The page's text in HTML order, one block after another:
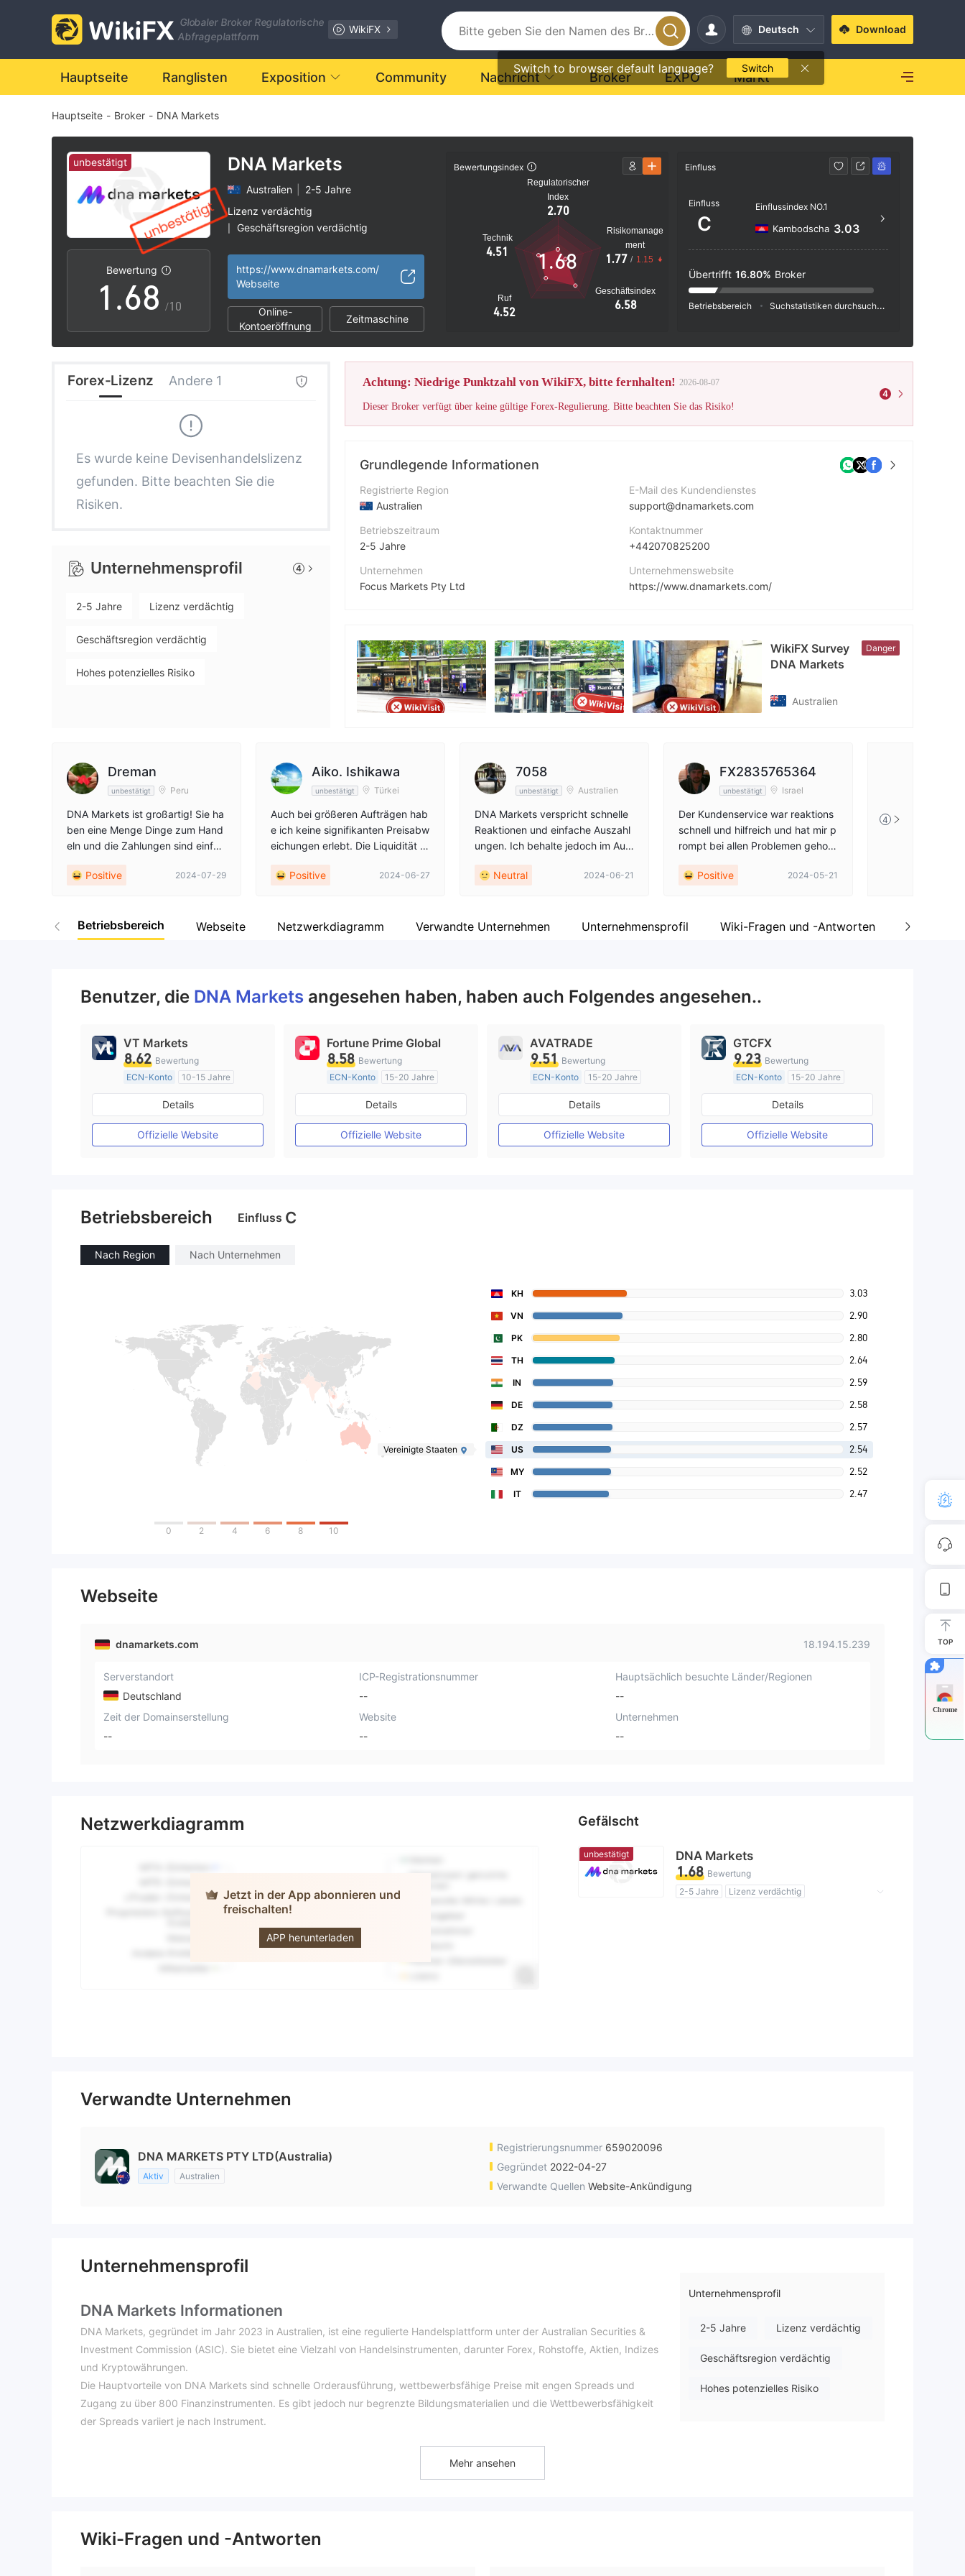
Globaler Broker Regulatorische
Abfrageplattform
WikiFX Deutsch
Switch to browser default language? Switch
Download
Hauptseite Ranglisten Exposition Community Nachricht Broker EXPO Markt
Hauptseite - Broker - DNA Markets
unbestätigt
Bewertung
0
1
2
3
5
6
9
.
0
1
2
3
4
5
6
7
8
2
3
4
6
7
8
9
/10
DNA Markets
Australien
2-5 Jahre
Lizenz verdächtig
Geschäftsregion verdächtig
https://www.dnamarkets.com/
Webseite
Online-
Kontoeröffnung
Zeitmaschine
Bewertungsindex
Regulatorischer
Index
2.70
Technik
4.51
Ruf
4.52
Geschäftsindex
6.58
Risikomanage
ment
1.77 / 1.15
1.68
Einfluss
Einfluss
C
Einflussindex NO.1
Kambodscha 3.03
Übertrifft 16.80% Broker
Betriebsbereich Suchstatistiken durchsuchen
Forex-Lizenz Andere 1
Es wurde keine Devisenhandelslizenz
gefunden. Bitte beachten Sie die
Risiken.
Unternehmensprofil 4
2-5 Jahre Lizenz verdächtig
Geschäftsregion verdächtig
Hohes potenzielles Risiko
Achtung: Niedrige Punktzahl von WikiFX, bitte fernhalten! 2026-08-07
Dieser Broker verfügt über keine gültige Forex-Regulierung. Bitte beachten Sie das Risiko!
4
Grundlegende Informationen
Registrierte Region
Australien
Betriebszeitraum
2-5 Jahre
Unternehmen
Focus Markets Pty Ltd
Unternehmensmitarbeiter
--
E-Mail des Kundendienstes
support@dnamarkets.com​
Kontaktnummer
+442070825200
Unternehmenswebsite
https://www.dnamarkets.com/
Facebook
https://www.facebook.com/DNAMarkets/
WikiFX Survey
DNA Markets
Danger
Australien
Dreman
unbestätigt Peru
DNA Markets ist großartig! Sie ha
ben eine Menge Dinge zum Hand
eln und die Zahlungen sind einfac
e mit ihnen zusammen.
Positive 2024-07-29
Aiko. Ishikawa
unbestätigt Türkei
Auch bei größeren Aufträgen hab
e ich keine signifikanten Preisabw
eichungen erlebt. Die Liquidität s
Positive
2024-06-27
7058
unbestätigt Australien
DNA Markets verspricht schnelle
Reaktionen und einfache Auszahl
ungen. Ich behalte jedoch im Aug
nsbesondere angesichts einiger B
während des Handels. Es ist noch
Neutral 2024-06-21
FX2835765364
unbestätigt Israel
Der Kundenservice war reaktions
schnell und hilfreich und hat mir p
rompt bei allen Problemen geholf
unkompliziert. Insgesamt bietet D
ahrung. Sehr empfehlenswert für
Positive 2024-05-21
4
Betriebsbereich Webseite Netzwerkdiagramm Verwandte Unternehmen Unternehmensprofil Wiki-Fragen und -Antworten
Benutzer, die DNA Markets angesehen haben, haben auch Folgendes angesehen..
VT Markets
8.62 Bewertung
ECN-Konto
10-15 Jahre
AustralienRegulierung
Market Making (MM)
MT4-Volllizenz
Details
Offizielle Website
Fortune Prime Global
8.58 Bewertung
ECN-Konto
15-20 Jahre
AustralienRegulierung
Market Making (MM)
MT4-Volllizenz
Details
Offizielle Website
AVATRADE
9.51 Bewertung
ECN-Konto
15-20 Jahre
AustralienRegulierung
Market Making (MM)
MT4-Volllizenz
Details
Offizielle Website
GTCFX
9.23 Bewertung
ECN-Konto
15-20 Jahre
Vereinigtes KönigreichRegulierung
Market Making (MM)
MT4-Volllizenz
Details
Offizielle Website
Betriebsbereich Einfluss C
Nach Region Nach Unternehmen
0 2 4 6 8 10
KH 3.03
VN 2.90
PK 2.80
TH 2.64
IN 2.59
DE 2.58
DZ 2.57
Vereinigte Staaten US 2.54
MY 2.52
IT 2.47
Webseite
dnamarkets.com 18.194.15.239
Serverstandort
Deutschland
ICP-Registrationsnummer
--
Hauptsächlich besuchte Länder/Regionen
--
Zeit der Domainserstellung
--
Website
--
Unternehmen
--
Netzwerkdiagramm
Jetzt in der App abonnieren und
freischalten!
APP herunterladen
DNA Markets
Gefälscht
unbestätigt DNA Markets
1.68 Bewertung
2-5 Jahre
Lizenz verdächtig
Verwandte Unternehmen
DNA MARKETS PTY LTD(Australia)
Aktiv Australien
Registrierungsnummer 659020096
Gegründet 2022-04-27
Verwandte Quellen Website-Ankündigung
Unternehmensprofil
DNA Markets Informationen
DNA Markets, gegründet im Jahr 2023 in Australien, ist eine regulierte Handelsplattform unter der Australian Securities &
Investment Commission (ASIC). Sie bietet eine Vielzahl von Handelsinstrumenten, darunter Forex, Rohstoffe, Aktien, Indizes
und Kryptowährungen.
Die Hauptvorteile von DNA Markets sind schnelle Orderausführung, wettbewerbsfähige Preise mit engen Spreads und
Zugang zu über 800 Finanzinstrumenten. Es gibt jedoch nur begrenzte Bildungsmaterialien und die Wettbewerbsfähigkeit
der Spreads variiert je nach Instrument.
von der Australian Securities & Investment Commission (ASIC)
Es ist jedoch wichtig zu beachten, dass es eine Erwähnung eines "verdächtigen Klon"-Status in Verbindung mit einer
Unternehmensprofil
2-5 Jahre Lizenz verdächtig
Geschäftsregion verdächtig
Hohes potenzielles Risiko
Mehr ansehen
Wiki-Fragen und -Antworten
TOP
Chrome